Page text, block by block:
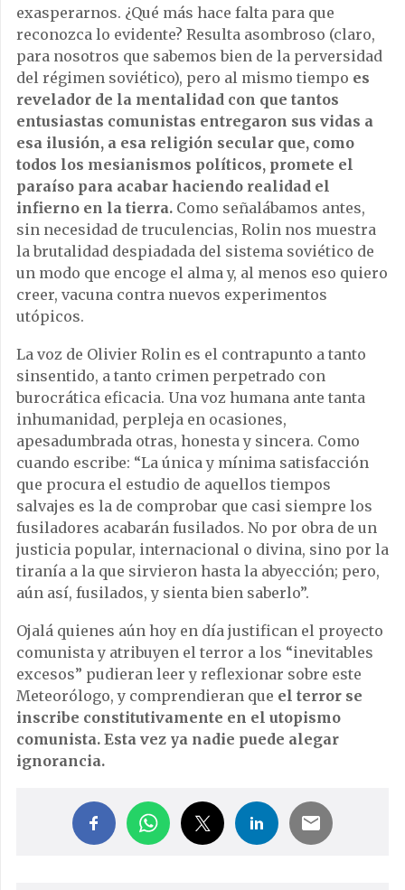
exasperarnos. ¿Qué más hace falta para que
reconozca lo evidente? Resulta asombroso (claro,
para nosotros que sabemos bien de la perversidad
del régimen soviético), pero al mismo tiempo es
revelador de la mentalidad con que tantos
entusiastas comunistas entregaron sus vidas a
esa ilusión, a esa religión secular que, como
todos los mesianismos políticos, promete el
paraíso para acabar haciendo realidad el
infierno en la tierra. Como señalábamos antes,
sin necesidad de truculencias, Rolin nos muestra
la brutalidad despiadada del sistema soviético de
un modo que encoge el alma y, al menos eso quiero
creer, vacuna contra nuevos experimentos
utópicos.
La voz de Olivier Rolin es el contrapunto a tanto
sinsentido, a tanto crimen perpetrado con
burocrática eficacia. Una voz humana ante tanta
inhumanidad, perpleja en ocasiones,
apesadumbrada otras, honesta y sincera. Como
cuando escribe: “La única y mínima satisfacción
que procura el estudio de aquellos tiempos
salvajes es la de comprobar que casi siempre los
fusiladores acabarán fusilados. No por obra de un
justicia popular, internacional o divina, sino por la
tiranía a la que sirvieron hasta la abyección; pero,
aún así, fusilados, y sienta bien saberlo”.
Ojalá quienes aún hoy en día justifican el proyecto
comunista y atribuyen el terror a los “inevitables
excesos” pudieran leer y reflexionar sobre este
Meteorólogo, y comprendieran que el terror se
inscribe constitutivamente en el utopismo
comunista. Esta vez ya nadie puede alegar
ignorancia.